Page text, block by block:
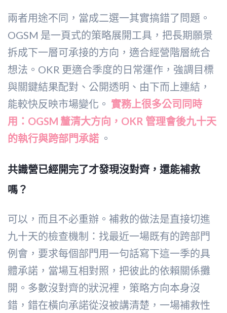
兩者用途不同，當成二選一其實搞錯了問題。
OGSM 是一頁式的策略展開工具，把長期願景
拆成下一層可承接的方向，適合經營階層統合
想法。OKR 更適合季度的日常運作，強調目標
與關鍵結果配對、公開透明、由下而上連結，
能較快反映市場變化。 實務上很多公司同時
用：OGSM 釐清大方向，OKR 管理會後九十天
的執行與跨部門承諾 。
共識營已經開完了才發現沒對齊，還能補救
嗎？
可以，而且不必重辦。補救的做法是直接切進
九十天的檢查機制：找最近一場既有的跨部門
例會，要求每個部門用一句話寫下這一季的具
體承諾，當場互相對照，把彼此的依賴關係攤
開。多數沒對齊的狀況裡，策略方向本身沒
錯，錯在橫向承諾從沒被講清楚，一場補救性